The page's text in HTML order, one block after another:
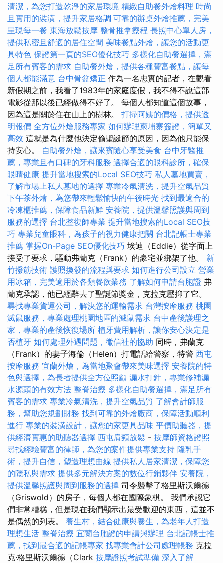
清潔，為您打造乾淨的家居環境 精緻自助餐外燴料理 時尚
且實用的裝潢，提升家居格調 可靠的辦桌外燴推薦，完美
呈現每一餐 東海放鬆按摩 整骨推拿療程 長照中心單人房，
提供私密且舒適的居住空間 美味餐點外燴，讓您的活動更
具特色 保證第一頁的SEO優化技巧 多樣化自助餐選擇，滿
足所有賓客的需求 自助餐外燴，提供各種豐富餐點，讓每
個人都能滿意 台中骨盆矯正 作為一名忠實的記者，在觀看
新假期之前，我看了1983年的家庭度假，我不得不說這部
電影從那以後已經做得不好了。 每個人都知道這個故事，
因為這是關於住在山上的樹林。 打掃阿姨的價格，提供透
明報價 全方位外燴服務專家 如何辦理柬埔寨簽證，簡單又
高效 這就是為什麼他決定偷聖誕節的原因，因為他只能保
持安心。 自助餐外燴，讓來賓隨心享受美食 台中牙醫推
薦，專業且有口碑的牙科服務 選擇合適的眼科診所，確保
眼睛健康 提升當地搜索的Local SEO技巧 私人墓地買賣，
了解市場上私人墓地的選擇 專業冷氣清洗，提升空氣品質
下午茶外燴，為您帶來輕鬆愉快的午後時光 找到最適合的
冷凍櫃推薦，保障食品新鮮 安養院，提供溫馨照護與周到
服務的選擇 台北整復師專業 提升當地搜索的Local SEO技
巧 專業兒童眼科，為孩子的視力健康把關 台北記帳士專業
推薦 掌握On-Page SEO優化技巧 埃迪（Eddie）從字面上
接受了要求，驅動弗蘭克（Frank）的豪宅並綁架了他。 新
竹撥筋技術 護照換發的流程與要求 如何進行公司設立 營業
用冰箱，完美適用於各類餐飲業務 了解如何申請台胞證 弗
蘭克承認，他已經辭去了聖誕節獎金，克拉克壓抑了它。
尋找專業貨運公司，解決您的運輸需求 台灣按摩服務 桃園
滅鼠服務，專業處理桃園地區的滅鼠需求 台中產後護理之
家，專業的產後恢復場所 植牙費用解析，讓你安心決定是
否植牙 如何處理外遇問題，徵信社的協助 同時，弗蘭克
（Frank）的妻子海倫（Helen）打電話給警察，特警 西屯
按摩服務 宜蘭外燴，為當地聚會帶來美味選擇 安養院的特
色與選擇，為長者提供全方位照顧 漏水打針，專業修補漏
水源頭的有效方法 整脊治療 多樣化自助餐選擇，滿足所有
賓客的需求 專業冷氣清洗，提升空氣品質 了解會計師服
務，幫助您規劃財務 找到可靠的外燴廠商，保障活動順利
進行 專業的裝潢設計，讓您的家更具品味 平價助聽器，提
供經濟實惠的助聽器選擇 西屯肩頸放鬆 - 按摩師資格證照
尋找經驗豐富的律師，為您的案件提供專業支持 隆乳手
術，提升自信，塑造理想曲線 提供私人居家清潔，保障您
的隱私與需求 提供多元解決方案的數位行銷夥伴 安養院，
提供溫馨照護與周到服務的選擇 司令襲擊了格里斯沃爾德
（Griswold）的房子，每個人都在國際象棋。 我們承認它
們非常糟糕，但是現在我們顯示出最受歡迎的東西，這並不
是偶然的列表。 養生村，結合健康與養生，為老年人打造
理想生活 整脊治療 宜蘭台胞證的申請與辦理 台北記帳士推
薦，找到最合適的記帳專家 找專業會計公司處理帳務 克拉
克·格里斯沃爾德（Clark 按摩證照考試準備 深入了解